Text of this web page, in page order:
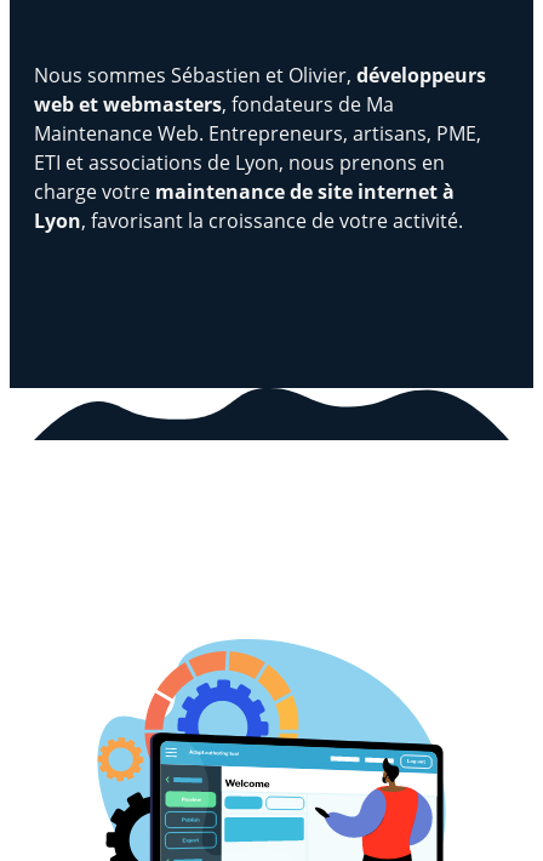
Nous sommes Sébastien et Olivier, développeurs
web et webmasters, fondateurs de Ma
Maintenance Web. Entrepreneurs, artisans, PME,
ETI et associations de Lyon, nous prenons en
charge votre maintenance de site internet à
Lyon, favorisant la croissance de votre activité.